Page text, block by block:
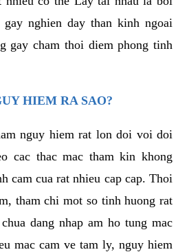
nghien day than kinh ngoai
gay cham thoi diem phong tinh
HIEM RA SAO?
nguy hiem rat lon doi voi doi
cac thac mac tham kin khong
cam cua rat nhieu cap cap. Thoi
tham chi mot so tinh huong rat
dang nhap am ho tung mac
mac cam ve tam ly, nguy hiem